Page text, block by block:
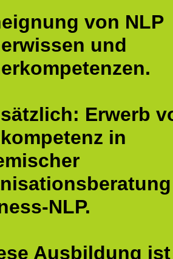
von NLP
und
Erwerb
in
NLP.
Ausbildung